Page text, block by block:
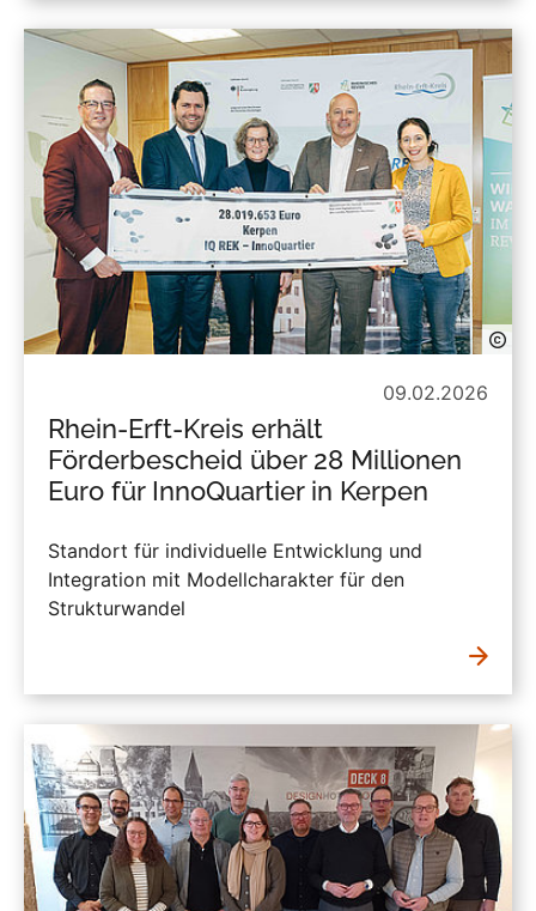
09.02.2026
Rhein-Erft-Kreis erhält
Förderbescheid über 28 Millionen
Euro für InnoQuartier in Kerpen
Standort für individuelle Entwicklung und
Integration mit Modellcharakter für den
Strukturwandel